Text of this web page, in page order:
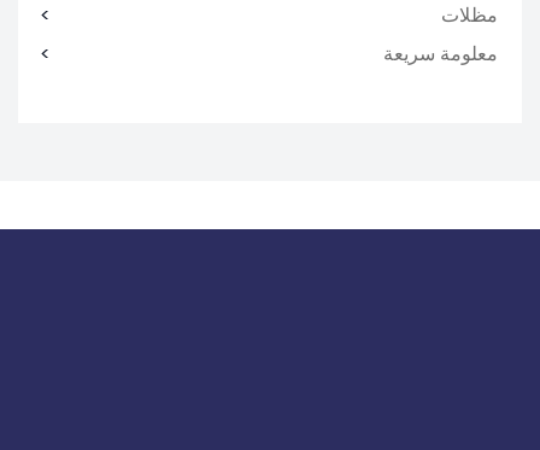
مظلات
معلومة سريعة